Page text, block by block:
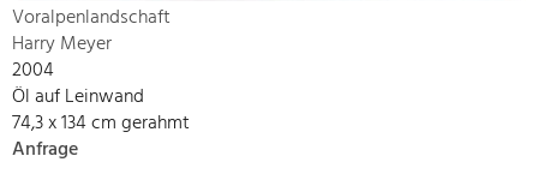
Voralpenlandschaft
Harry Meyer
2004
Öl auf Leinwand
74,3 x 134 cm gerahmt
Anfrage